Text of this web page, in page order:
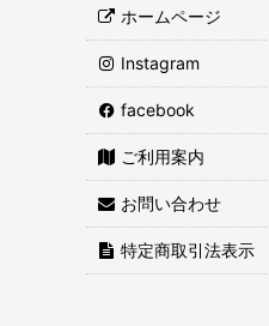
【バーチャル蔵見学】
白味噌
もろみ
おすすめ食材
1,000円 以下
ホームページ
Instagram
facebook
ご利用案内
お問い合わせ
特定商取引法表示